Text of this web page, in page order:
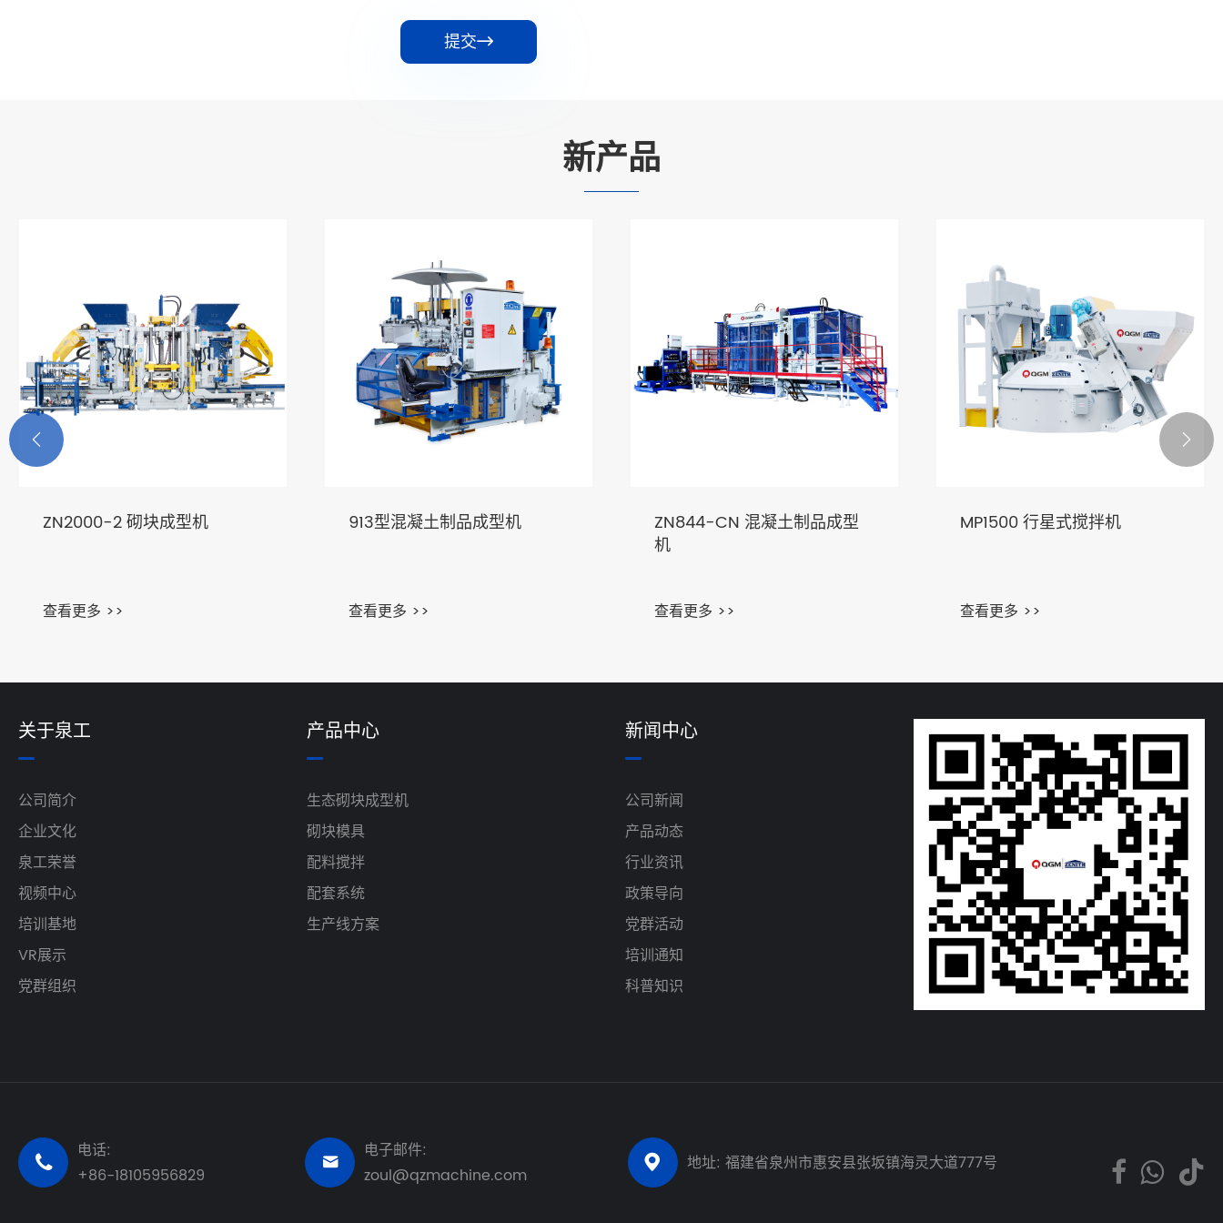
提交
新产品
ZN2000-2 砌块成型机
查看更多 >>
913型混凝土制品成型机
查看更多 >>
ZN844-CN 混凝土制品成型
机
查看更多 >>
MP1500 行星式搅拌机
查看更多 >>
 
关于泉工
公司简介
企业文化
泉工荣誉
视频中心
培训基地
VR展示
党群组织
产品中心
生态砌块成型机
砌块模具
配料搅拌
配套系统
生产线方案
新闻中心
公司新闻
产品动态
行业资讯
政策导向
党群活动
培训通知
科普知识

电话:
+86-18105956829

电子邮件:
zoul@qzmachine.com
 地址: 福建省泉州市惠安县张坂镇海灵大道777号